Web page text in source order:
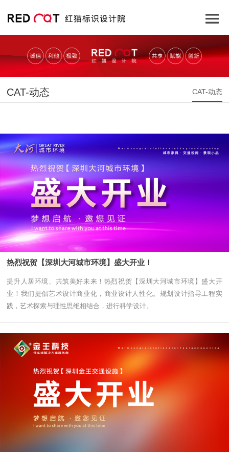
CAT-动态 CAT-动态
热烈祝贺【深圳大河城市环境】盛大开业！
提升人居环境、共筑美好未来！热烈祝贺【深圳大河城市环境】盛大开
业！我们提倡艺术设计商业化，商业设计人性化。规划设计指导工程实
践，艺术探索与理性思维相结合，进行科学设计。